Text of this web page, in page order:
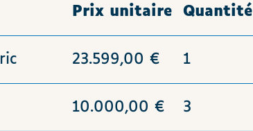
Prix unitaire Quantité
23.599,00 € 1
10.000,00 € 3